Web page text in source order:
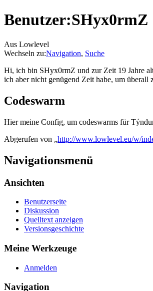
Benutzer:SHyx0rmZ
Aus Lowlevel
Wechseln zu:Navigation, Suche
Hi, ich bin SHyx0rmZ und zur Zeit 19 Jahre
ich aber nicht genügend Zeit habe, um
Codeswarm
Hier meine Config, um codeswarms für
Abgerufen von „http://www.lowlevel.eu/w/
Navigationsmenü
Ansichten
Benutzerseite
Diskussion
Quelltext anzeigen
Versionsgeschichte
Meine Werkzeuge
Anmelden
Navigation